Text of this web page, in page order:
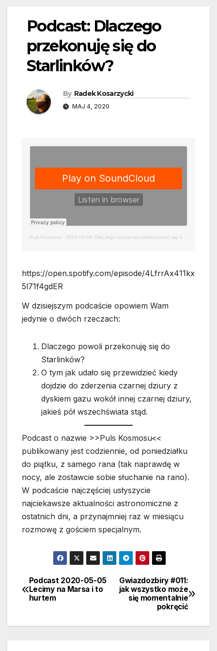
Podcast: Dlaczego
przekonuję się do
Starlinków?
By Radek Kosarzycki
MAJ 4, 2020
Puls Kosmosu · 2020-05-04: Dlaczego zaczynam przekonywać się do Starlinka
https://open.spotify.com/episode/4LfrrAx411kx
5l71f4gdER
W dzisiejszym podcaście opowiem Wam
jedynie o dwóch rzeczach:
Dlaczego powoli przekonuję się do
Starlinków?
O tym jak udało się przewidzieć kiedy
dojdzie do zderzenia czarnej dziury z
dyskiem gazu wokół innej czarnej dziury,
jakieś pół wszechświata stąd.
Podcast o nazwie >>Puls Kosmosu<<
publikowany jest codziennie, od poniedziałku
do piątku, z samego rana (tak naprawdę w
nocy, ale zostawcie sobie słuchanie na rano).
W podcaście najczęściej usłyszycie
najciekawsze aktualności astronomiczne z
ostatnich dni, a przynajmniej raz w miesiącu
rozmowę z gościem specjalnym.
Nawigacja
wpisu
Gwiazdozbiry #011:
jak wszystko może
się momentalnie
pokręcić
Podcast 2020-05-05
Lecimy na Marsa i to
hurtem